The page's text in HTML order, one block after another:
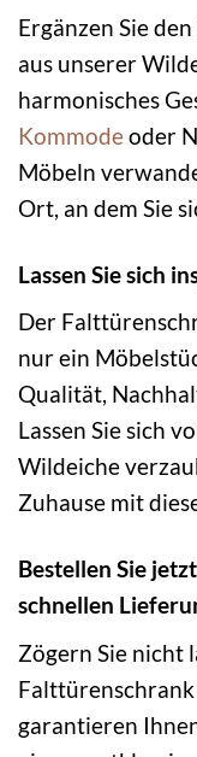
Ergänzen Sie
aus unserer
harmonisches
Kommodeoder
Möbeln
Ort, an dem Sie
Lassen Sie sich
Der
nur ein
Qualität,
Lassen Sie sich
Wildeiche
Zuhause mit
Bestellen Sie
schnellen
Zögern Sie nicht
garantieren